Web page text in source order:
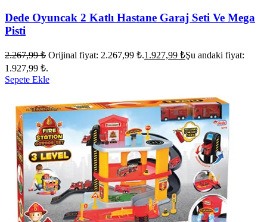
Dede Oyuncak 2 Katlı Hastane Garaj Seti Ve Mega
Pisti
2.267,99₺ Orijinal fiyat: 2.267,99 ₺.1.927,99 ₺Şu andaki fiyat:
1.927,99 ₺.
Sepete Ekle